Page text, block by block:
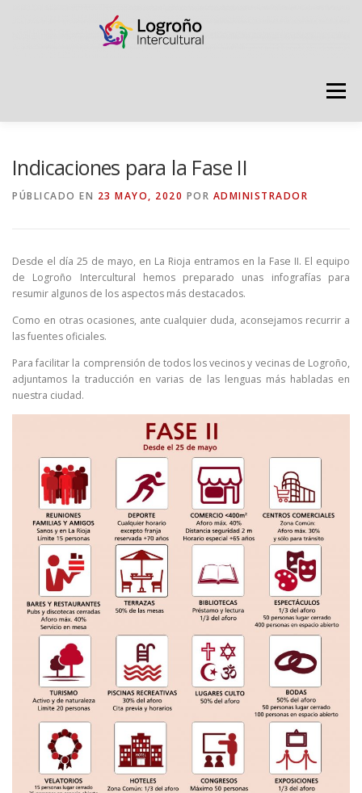
Menú
GRADÚATE EN CONVIVENCIA CAMPAÑAS
RECURSOS
Indicaciones para la Fase II
PÚBLICADO EN 23 MAYO, 2020 POR ADMINISTRADOR
Desde el día 25 de mayo, en La Rioja entramos en la Fase II. El equipo
de Logroño Intercultural hemos preparado unas infografías para
resumir algunos de los aspectos más destacados.
Como en otras ocasiones, ante cualquier duda, aconsejamos recurrir a
las fuentes oficiales.
Para facilitar la comprensión de todos los vecinos y vecinas de Logroño,
adjuntamos la traducción en varias de las lenguas más habladas en
nuestra ciudad.